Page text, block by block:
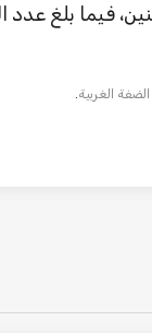
الضفة الغربية.